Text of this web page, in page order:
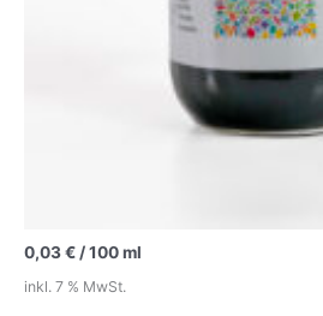
0,03€ /100ml
inkl. 7 % MwSt.